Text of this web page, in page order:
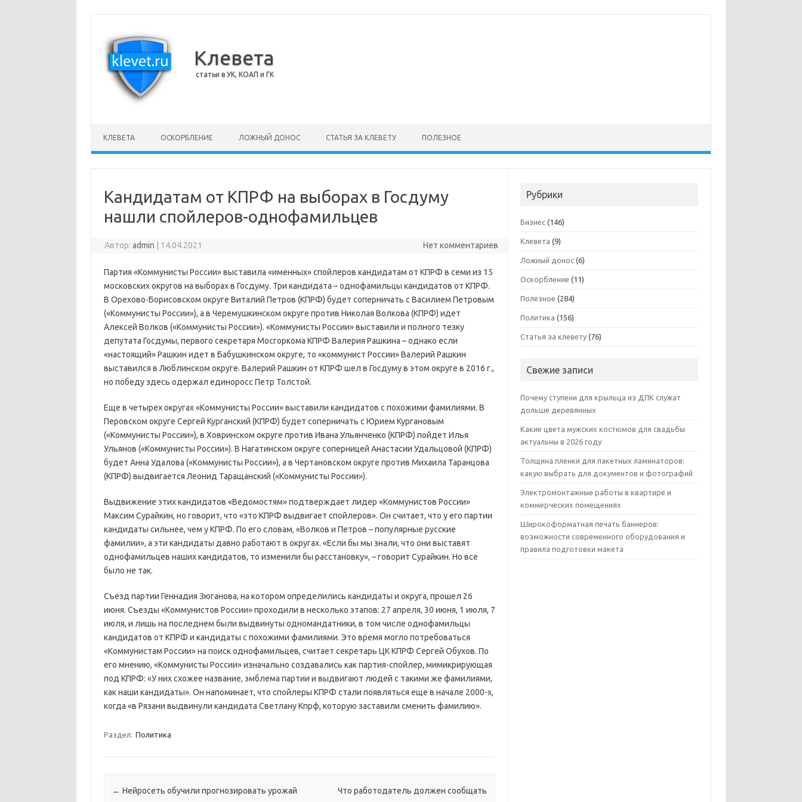
Клевета
статьи в УК, КОАП и ГК
КЛЕВЕТА ОСКОРБЛЕНИЕ ЛОЖНЫЙ ДОНОС СТАТЬЯ ЗА КЛЕВЕТУ ПОЛЕЗНОЕ
Кандидатам от КПРФ на выборах в Госдуму
нашли спойлеров-однофамильцев
Автор:admin 14.04.2021 Нет комментариев
Партия «Коммунисты России» выставила «именных» спойлеров кандидатам от КПРФ в семи из 15
московских округов на выборах в Госдуму. Три кандидата – однофамильцы кандидатов от КПРФ.
В Орехово-Борисовском округе Виталий Петров (КПРФ) будет соперничать с Василием Петровым
(«Коммунисты России»), а в Черемушкинском округе против Николая Волкова (КПРФ) идет
Алексей Волков («Коммунисты России»). «Коммунисты России» выставили и полного тезку
депутата Госдумы, первого секретаря Мосгоркома КПРФ Валерия Рашкина – однако если
«настоящий» Рашкин идет в Бабушкинском округе, то «коммунист России» Валерий Рашкин
выставился в Люблинском округе. Валерий Рашкин от КПРФ шел в Госдуму в этом округе в 2016 г.,
но победу здесь одержал единоросс Петр Толстой.
Еще в четырех округах «Коммунисты России» выставили кандидатов с похожими фамилиями. В
Перовском округе Сергей Курганский (КПРФ) будет соперничать с Юрием Кургановым
(«Коммунисты России»), в Ховринском округе против Ивана Ульянченко (КПРФ) пойдет Илья
Ульянов («Коммунисты России»). В Нагатинском округе соперницей Анастасии Удальцовой (КПРФ)
будет Анна Удалова («Коммунисты России»), а в Чертановском округе против Михаила Таранцова
(КПРФ) выдвигается Леонид Таращанский («Коммунисты России»).
Выдвижение этих кандидатов «Ведомостям» подтверждает лидер «Коммунистов России»
Максим Сурайкин, но говорит, что «это КПРФ выдвигает спойлеров». Он считает, что у его партии
кандидаты сильнее, чем у КПРФ. По его словам, «Волков и Петров – популярные русские
фамилии», а эти кандидаты давно работают в округах. «Если бы мы знали, что они выставят
однофамильцев наших кандидатов, то изменили бы расстановку», – говорит Сурайкин. Но все
было не так.
Съезд партии Геннадия Зюганова, на котором определились кандидаты и округа, прошел 26
июня. Съезды «Коммунистов России» проходили в несколько этапов: 27 апреля, 30 июня, 1 июля, 7
июля, и лишь на последнем были выдвинуты одномандатники, в том числе однофамильцы
кандидатов от КПРФ и кандидаты с похожими фамилиями. Это время могло потребоваться
«Коммунистам России» на поиск однофамильцев, считает секретарь ЦК КПРФ Сергей Обухов. По
его мнению, «Коммунисты России» изначально создавались как партия-спойлер, мимикрирующая
под КПРФ: «У них схожее название, эмблема партии и выдвигают людей с такими же фамилиями,
как наши кандидаты». Он напоминает, что спойлеры КПРФ стали появляться еще в начале 2000-х,
когда «в Рязани выдвинули кандидата Светлану Кпрф, которую заставили сменить фамилию».
Раздел: Политика
Навигация по записям
← Нейросеть обучили прогнозировать урожай Что работодатель должен сообщать
Рубрики
Бизнес (146)
Клевета (9)
Ложный донос (6)
Оскорбление (11)
Полезное (284)
Политика (156)
Статья за клевету (76)
Свежие записи
Почему ступени для крыльца из ДПК служат
дольше деревянных
Какие цвета мужских костюмов для свадьбы
актуальны в 2026 году
Толщина пленки для пакетных ламинаторов:
какую выбрать для документов и фотографий
Электромонтажные работы в квартире и
коммерческих помещениях
Широкоформатная печать баннеров:
возможности современного оборудования и
правила подготовки макета